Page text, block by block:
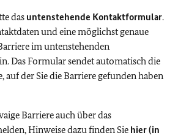
das untenstehende Kontaktformular.
und eine möglichst genaue
im untenstehenden
Das Formular sendet automatisch die
auf der Sie die Barriere gefunden haben
Barriere auch über das
Hinweise dazu finden Sie hier (in